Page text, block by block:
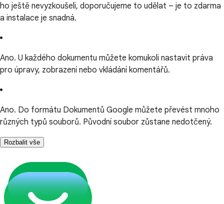
ho ještě nevyzkoušeli, doporučujeme to udělat – je to zdarma
a instalace je snadná.
Ano. U každého dokumentu můžete komukoli nastavit práva
pro úpravy, zobrazení nebo vkládání komentářů.
Ano. Do formátu Dokumentů Google můžete převést mnoho
různých typů souborů. Původní soubor zůstane nedotčený.
Rozbalit vše